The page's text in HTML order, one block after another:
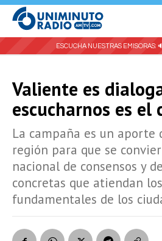
ESCUCHA NUESTRAS EMISORAS:
Valiente es
escucharnos es el
La campaña es un aporte
región para que se
nacional de consensos y
concretas que atiendan
fundamentales de los